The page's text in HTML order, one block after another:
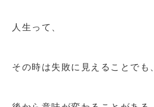
人生って、
その時は失敗に見えることでも、